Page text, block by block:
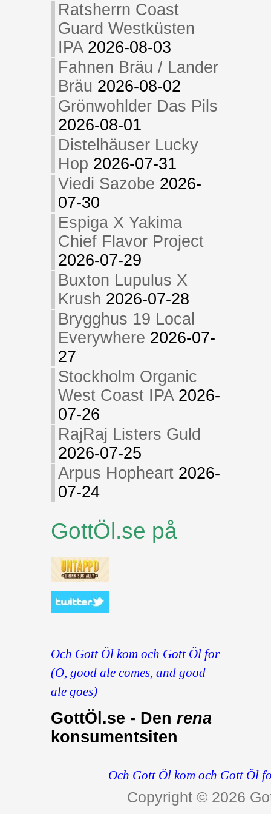
Ratsherrn Coast
Guard Westküsten
IPA 2026-08-03
Fahnen Bräu / Lander
Bräu 2026-08-02
Grönwohlder Das Pils
2026-08-01
Distelhäuser Lucky
Hop 2026-07-31
Viedi Sazobe 2026-
07-30
Espiga X Yakima
Chief Flavor Project
2026-07-29
Buxton Lupulus X
Krush 2026-07-28
Brygghus 19 Local
Everywhere 2026-07-
27
Stockholm Organic
West Coast IPA 2026-
07-26
RajRaj Listers Guld
2026-07-25
Arpus Hopheart 2026-
07-24
GottÖl.se på
Och Gott Öl kom och Gott Öl for
(O, good ale comes, and good
ale goes)
GottÖl.se - Den rena
konsumentsiten
Och Gott Öl kom och Gott Öl
Copyright © 2026